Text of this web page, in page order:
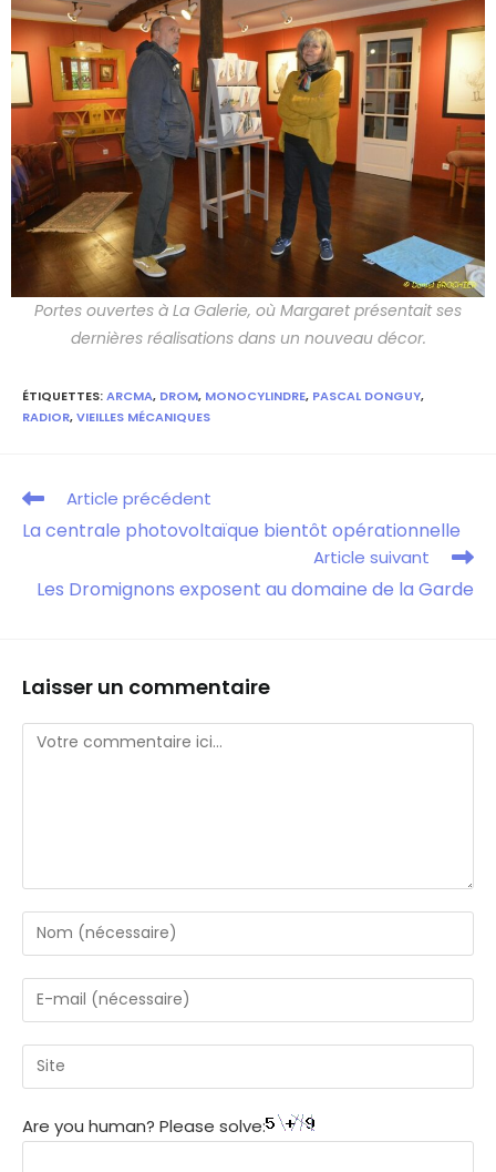
Portes ouvertes à La Galerie, où Margaret présentait ses
dernières réalisations dans un nouveau décor.
ÉTIQUETTES:ARCMA, DROM, MONOCYLINDRE, PASCAL DONGUY,
RADIOR,VIEILLES MÉCANIQUES
Article précédent
La centrale photovoltaïque bientôt opérationnelle
Article suivant
Les Dromignons exposent au domaine de la Garde
Laisser un commentaire
Are you human? Please solve: